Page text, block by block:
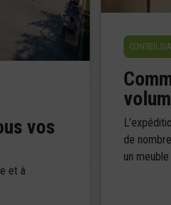
vos
et à
CONSEILS/
de
un